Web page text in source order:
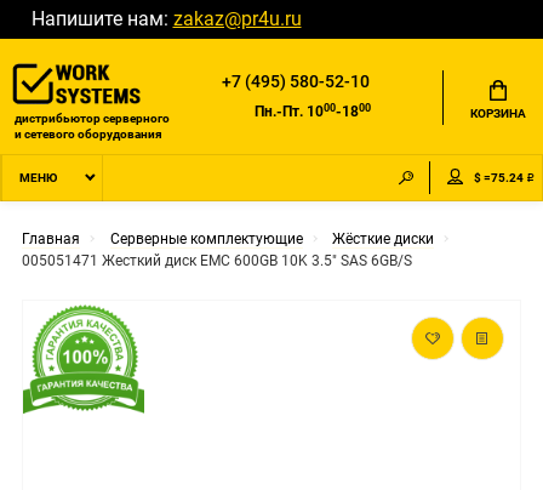
Напишите нам: zakaz@pr4u.ru
дистрибьютор серверного
и сетевого оборудования
+7 (495) 580-52-10
Пн.-Пт. 1000-1800 КОРЗИНА
МЕНЮ $ =75.24 ₽
Главная Серверные комплектующие
Жёсткие диски
005051471 Жесткий диск EMC 600GB 10K 3.5" SAS 6GB/S